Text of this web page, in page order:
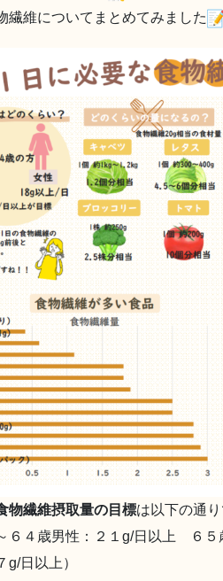
繊維についてまとめてみました
物繊維摂取量の目標は以下の通
６４歳男性：２１g/日以上 ６
g/日以上）